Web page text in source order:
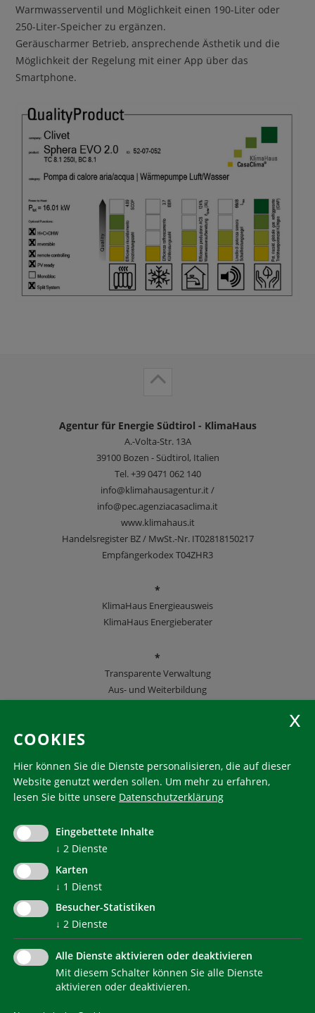
Warmwasserventil und Möglichkeit einen 190-Liter oder
250-Liter-Speicher zu ergänzen.
Geräuscharmer Betrieb, ansprechende Ästhetik und die
Möglichkeit der Regelung mit einer App über das
Smartphone.
Agentur für Energie Südtirol - KlimaHaus
A.-Volta-Str. 13A
39100 Bozen - Südtirol, Italien
Tel.+39 0471 062 140
info@klimahausagentur.it /
info@pec.agenziacasaclima.it
www.klimahaus.it
Handelsregister BZ / MwSt.-Nr. IT02818150217
Empfängerkodex T04ZHR3
*
KlimaHaus Energieausweis
KlimaHaus Energieberater
*
Transparente Verwaltung
Aus- und Weiterbildung
KlimaHaus ist eine eingetragene Marke. Die Nutzung muss
communication@klimahausagentur.it
© 2022 Agentur für Energie Südtirol - KlimaHaus
NEWSLETTER
COOKIES
Hier können Sie die Dienste personalisieren, die auf dieser
Website genutzt werden sollen. Um mehr zu erfahren,
lesen Sie bitte unsere Datenschutzerklärung
Eingebettete Inhalte
↓ 2 Dienste
Karten
↓ 1 Dienst
Besucher-Statistiken
↓ 2 Dienste
Alle Dienste aktivieren oder deaktivieren
Mit diesem Schalter können Sie alle Dienste
aktivieren oder deaktivieren.